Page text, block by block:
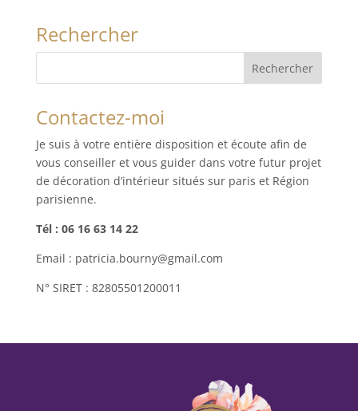
Rechercher
Contactez-moi
Je suis à votre entière disposition et écoute afin de
vous conseiller et vous guider dans votre futur projet
de décoration d’intérieur situés sur paris et Région
parisienne.
Tél : 06 16 63 14 22
Email : patricia.bourny@gmail.com
N° SIRET : 82805501200011